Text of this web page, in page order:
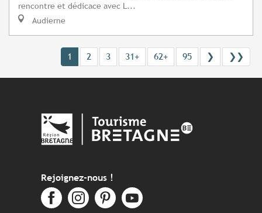
rencontre et dédicace avec L...
Audierne
1 2 3 31+ 62+ 95 ❯ ❯❯
Rejoignez-nous !